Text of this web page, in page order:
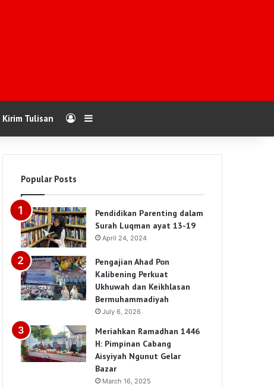
Kirim Tulisan Log InSidebar
Popular Posts
Pendidikan Parenting dalam
Surah Luqman ayat 13-19
April 24, 2024
Pengajian Ahad Pon
Kalibening Perkuat
Ukhuwah dan Keikhlasan
Bermuhammadiyah
July 6, 2026
Meriahkan Ramadhan 1446
H: Pimpinan Cabang
Aisyiyah Ngunut Gelar
Bazar
March 16, 2025